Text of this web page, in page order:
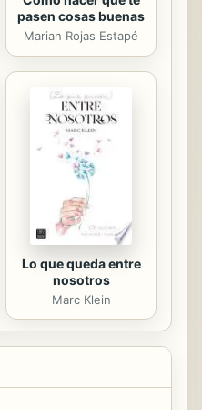
pasen cosas buenas
Marian Rojas Estapé
Lo que queda entre
nosotros
Marc Klein